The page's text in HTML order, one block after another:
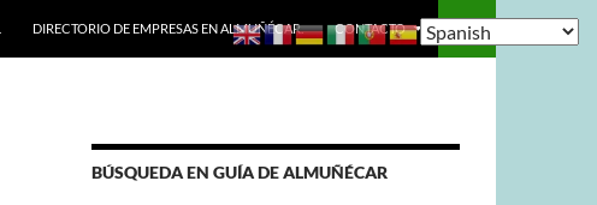
DIRECTORIO DE EMPRESAS EN ALMUÑÉCAR. CONTACTO
BÚSQUEDA EN GUÍA DE ALMUÑÉCAR